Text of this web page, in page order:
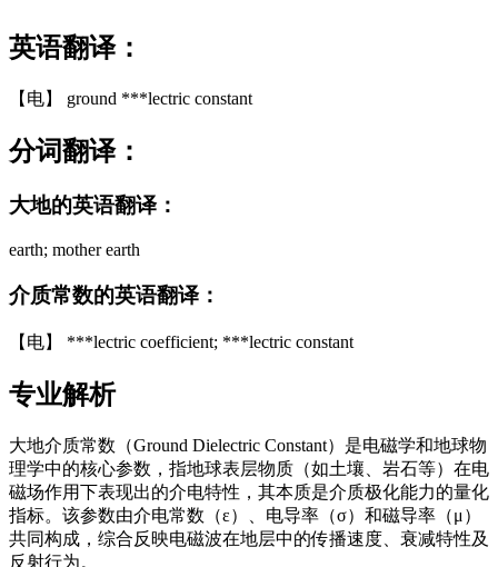
英语翻译：
【电】 ground ***lectric constant
分词翻译：
大地的英语翻译：
earth; mother earth
介质常数的英语翻译：
【电】 ***lectric coefficient; ***lectric constant
专业解析
大地介质常数（Ground Dielectric Constant）是电磁学和地球物
理学中的核心参数，指地球表层物质（如土壤、岩石等）在电
磁场作用下表现出的介电特性，其本质是介质极化能力的量化
指标。该参数由介电常数（ε）、电导率（σ）和磁导率（μ）
共同构成，综合反映电磁波在地层中的传播速度、衰减特性及
反射行为。